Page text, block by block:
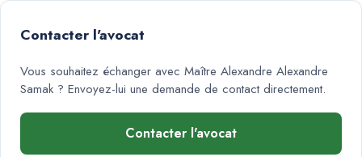
Contacter l'avocat
Vous souhaitez échanger avec Maître Alexandre Alexandre
Samak ? Envoyez-lui une demande de contact directement.
Contacter l'avocat